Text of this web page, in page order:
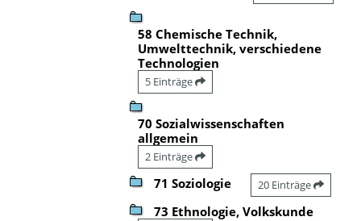
58 Chemische Technik,
Umwelttechnik, verschiedene
Technologien
5 Einträge
70 Sozialwissenschaften
allgemein
2 Einträge
71 Soziologie 20 Einträge
73 Ethnologie, Volkskunde